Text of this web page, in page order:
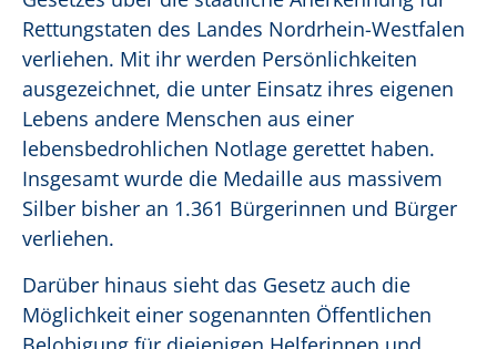
Rettungstaten des Landes Nordrhein-Westfalen
verliehen. Mit ihr werden Persönlichkeiten
ausgezeichnet, die unter Einsatz ihres eigenen
Lebens andere Menschen aus einer
lebensbedrohlichen Notlage gerettet haben.
Insgesamt wurde die Medaille aus massivem
Silber bisher an 1.361 Bürgerinnen und Bürger
verliehen.
Darüber hinaus sieht das Gesetz auch die
Möglichkeit einer sogenannten Öffentlichen